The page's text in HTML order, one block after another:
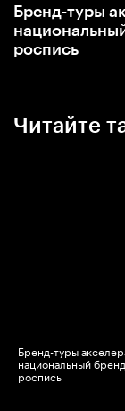
Читайте
Бренд-туры
национальный
роспись
Бренд-туры
роспись